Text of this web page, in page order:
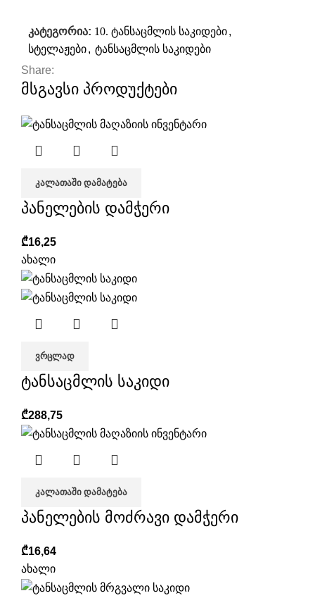
კატეგორია: 10. ტანსაცმლის საკიდები,
სტელაჟები, ტანსაცმლის საკიდები
Share:
მსგავსი პროდუქტები
ᲙᲐᲚᲐᲗᲐᲨᲘ ᲓᲐᲛᲐᲢᲔᲑᲐ
პანელების დამჭერი
₾16,25
ახალი
ᲕᲠᲪᲚᲐᲓ
ტანსაცმლის საკიდი
₾288,75
ᲙᲐᲚᲐᲗᲐᲨᲘ ᲓᲐᲛᲐᲢᲔᲑᲐ
პანელების მოძრავი დამჭერი
₾16,64
ახალი